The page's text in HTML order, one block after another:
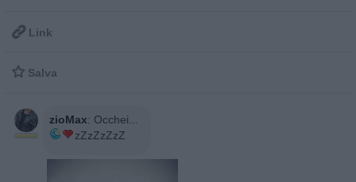
 Link
 Salva
zioMax: Occhei...
zZzZzZzZ